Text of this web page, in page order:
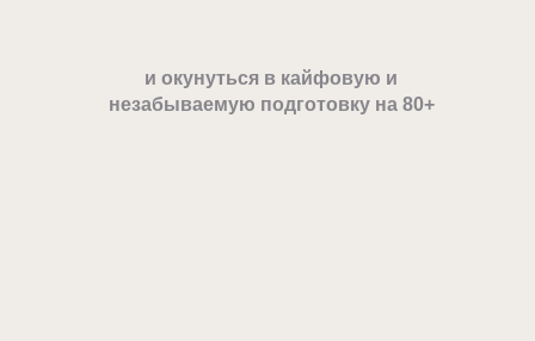
и окунуться в кайфовую и
незабываемую подготовку на 80+